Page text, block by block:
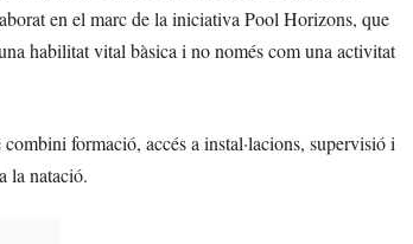
en el marc de la iniciativa Pool Horizons, que
habilitat vital bàsica i no només com una activitat
formació, accés a instal·lacions, supervisió i
la natació.